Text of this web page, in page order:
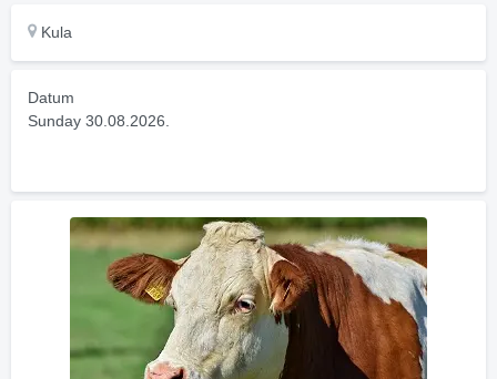
Kula
Datum
Sunday 30.08.2026.